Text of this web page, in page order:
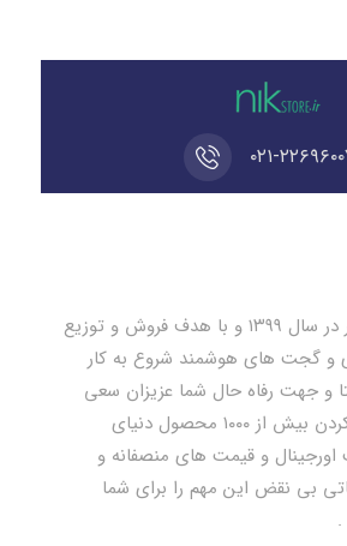
۲۲۶۹۶۰۰۷
فروشگاه نیک استور در سال ۱۳۹۹ و با هدف فروش و توزیع
و گجت های هوشمند شروع به کار
و جهت رفاه حال شما عزیزان سعی
کرده ایم با موجود کردن بیش از ۱۰۰۰ محصول دنیای
اورجینال و قیمت های منصفانه و
بی نقض این مهم را برای شما
.